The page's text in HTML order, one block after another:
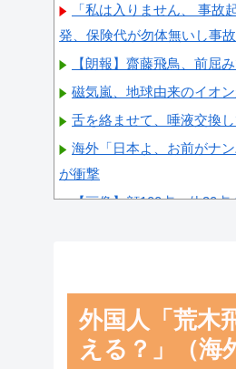
「私は入りません、 事
発、保険代が勿体無いし事
【朗報】齋藤飛鳥、前屈
磁気嵐、地球由来のイオ
舌を絡ませて、唾液交換
海外「日本よ、お前がナ
が衝撃
【画像】顔100点、体30点
Powered by livedoor 相
外国人「荒木
える？」（海